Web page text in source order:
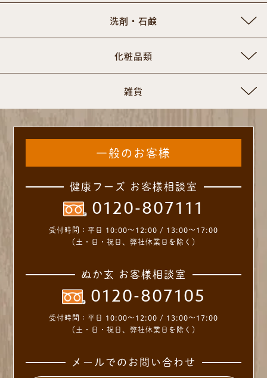
洗剤・石鹸
化粧品類
雑貨
一般のお客様
健康フーズ お客様相談室
0120-807111
受付時間： 平日 10:00～12:00 / 13:00～17:00
（土・日・祝日、弊社休業日を除く）
ぬか玄 お客様相談室
0120-807105
受付時間： 平日 10:00～12:00 / 13:00～17:00
（土・日・祝日、弊社休業日を除く）
メールでのお問い合わせ